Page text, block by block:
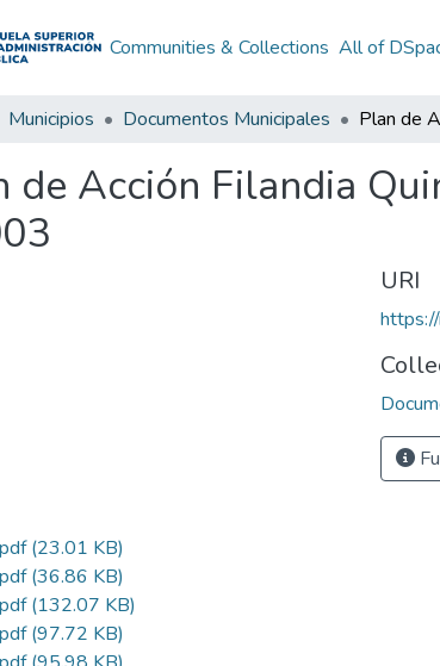
Communities & Collections All of
Municipios Documentos Municipales
de Acción Filandia
(23.01 KB)
(36.86 KB)
(132.07 KB)
(97.72 KB)
URI